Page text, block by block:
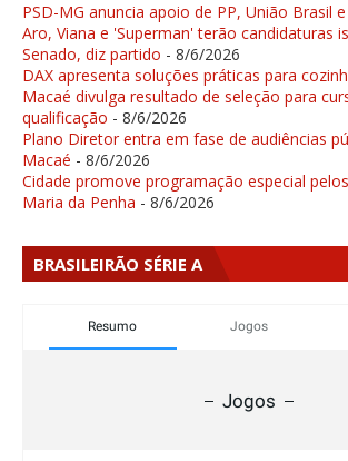
PSD-MG anuncia apoio de PP, União Brasil
Aro, Viana e 'Superman' terão candidaturas
Senado, diz partido - 8/6/2026
DAX apresenta soluções práticas para
Macaé divulga resultado de seleção para
qualificação - 8/6/2026
Plano Diretor entra em fase de audiências
Macaé - 8/6/2026
Cidade promove programação especial
Maria da Penha - 8/6/2026
BRASILEIRÃO SÉRIE A
Resumo Jogos
Jogos